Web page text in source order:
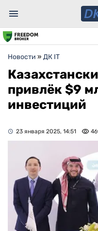
Новости » ДК IT
привлёк $9
инвестиций
23 января 2025, 14:51